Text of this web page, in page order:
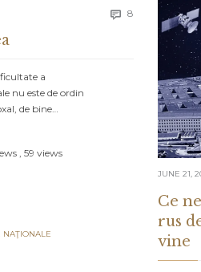
 8 Comments
a
nu este de ordin
de bine…
, 59 views
NAŢIONALE
JUNE 21,
Ce
rus
vine